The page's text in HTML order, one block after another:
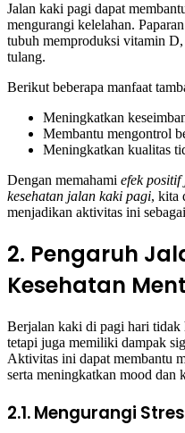
Jalan kaki pagi dapat
mengurangi kelelahan.
tubuh memproduksi vitamin
tulang.
Berikut beberapa manfaat
Meningkatkan
Membantu mengontrol
Meningkatkan kualitas
Dengan memahami efek
kesehatan jalan kaki pagi, kita
menjadikan aktivitas ini
2. Pengaruh
Kesehatan
Berjalan kaki di pagi hari tidak
tetapi juga memiliki dampak
Aktivitas ini dapat membantu
serta meningkatkan mood dan
2.1. Mengurangi